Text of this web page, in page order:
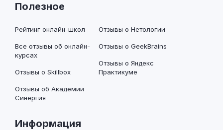
Полезное
Рейтинг онлайн-школ
Все отзывы об онлайн-
курсах
Отзывы о Skillbox
Отзывы об Академии
Синергия
Отзывы о Нетологии
Отзывы о GeekBrains
Отзывы о Яндекс
Практикуме
Информация